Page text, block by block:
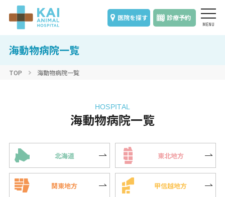
医院を探す 診療予約
海動物病院一覧
TOP 海動物病院一覧
HOSPITAL
海動物病院一覧
北海道 東北地方
関東地方 甲信越地方